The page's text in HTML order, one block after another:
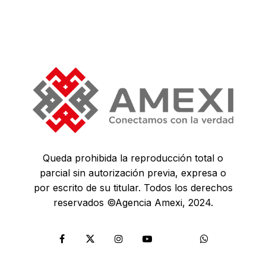
Queda prohibida la reproducción total o
parcial sin autorización previa, expresa o
por escrito de su titular. Todos los derechos
reservados ©Agencia Amexi, 2024.